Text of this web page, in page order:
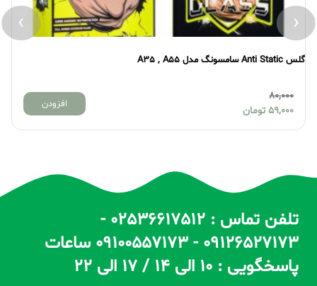
گلس Anti Static سامسونگ مدل A35 , A55
80,000
59,000 تومان
افزودن
‹
›
تلفن تماس : 02536617512 -
09126527173 - 09100557173 ساعات
پاسخگویی : 10 الی 14 / 17 الی 22